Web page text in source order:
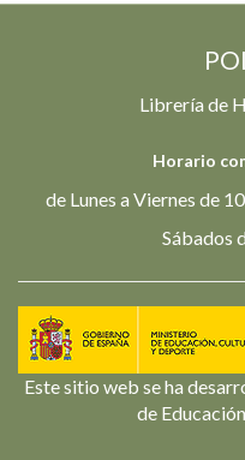
Librería de
Horario
de Lunes a Viernes de
Sábados
Este sitio web se ha
de